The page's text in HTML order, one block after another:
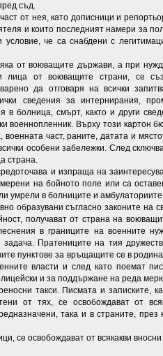
съд.
от нея, като дописници и
и които последният намери за
че са снабдени с
от воюващите държави, а при
лица от воюващите страни, се
да отговаря на всички
сведения за интернирания,
в болница, смърт, както и други
военнопленник. Върху този картон
част, раните, датата и
особени забележки. След
страна.
и изпраща на
на бойното поле или са
умрели в болниците и
съгласно законите на
получават от страна на
в границите на военните
Пратениците на тия
пунктове за връщащите се в
власти и след като поемат
и за поддържане на реда
такси. Писмата и записките,
от тях, се освобождават от
така и в страните, през
освобождават от всякакви вносни